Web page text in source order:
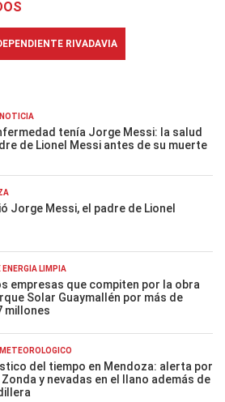
RIVADAVIA
tenía Jorge Messi: la salud
de Lionel Messi antes de su muerte
Jorge Messi, el padre de Lionel
ENERGÍA LIMPIA
empresas que compiten por la obra
Solar Guaymallén por más de
millones
del tiempo en Mendoza: alerta por
y nevadas en el llano además de